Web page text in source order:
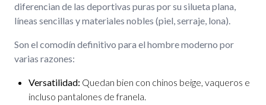
diferencian de las deportivas puras por su silueta plana,
líneas sencillas y materiales nobles (piel, serraje, lona).
Son el comodín definitivo para el hombre moderno por
varias razones:
Versatilidad: Quedan bien con chinos beige, vaqueros e
incluso pantalones de franela.